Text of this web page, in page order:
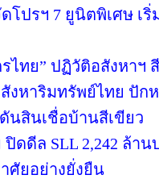
ปรฯ 7 ยูนิตพิเศษ เริ่
ไทย” ปฏิวัติอสังหาฯ
สังหาริมทรัพย์ไทย ปัก
ดันสินเชื่อบ้านสีเขียว
ดดีล SLL 2,242 ล้าน
ศัยอย่างยั่งยืน